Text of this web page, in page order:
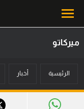
أخبار
ميركاتو
الرئيسية أخبار